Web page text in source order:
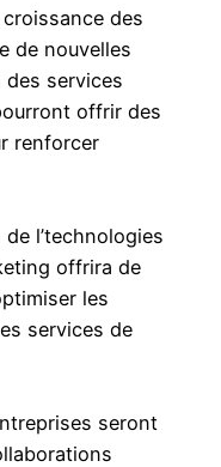
des
de nouvelles
des services
offrir des
renforcer
l’technologies
offrira de
les
services de
seront